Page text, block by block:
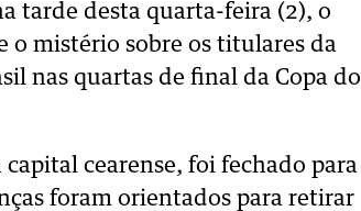
tarde desta quarta-feira (2), o
o mistério sobre os titulares da
nas quartas de final da Copa do
cearense, foi fechado para
foram orientados para retirar